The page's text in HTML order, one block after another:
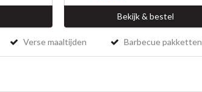
Bekijk & bestel
Verse maaltijden Barbecue pakketten